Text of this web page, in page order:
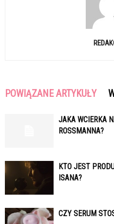
POWIĄZANE ARTYKUŁY
JAKA WCIERKA
ROSSMANNA?
KTO JEST
ISANA?
CZY SERUM